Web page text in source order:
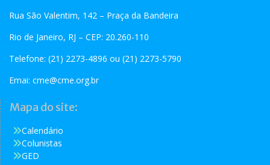
Rua São Valentim, 142 – Praça da Bandeira
Rio de Janeiro, RJ – CEP: 20.260-110
Telefone: (21) 2273-4896 ou (21) 2273-5790
Emai: cme@cme.org.br
Mapa do site:
Calendário
Colunistas
GED